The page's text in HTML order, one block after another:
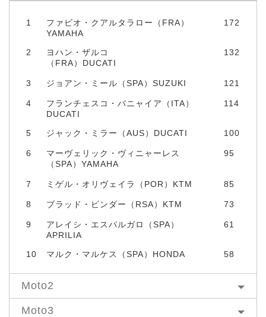
1
ファビオ・クアルタラロー（FRA）
YAMAHA
172
2
ヨハン・ザルコ
（FRA）DUCATI
132
3 ジョアン・ミール（SPA）SUZUKI 121
4
フランチェスコ・バニャイア（ITA）
DUCATI
114
5 ジャック・ミラー（AUS）DUCATI 100
6
マーヴェリック・ヴィニャーレス
（SPA）YAMAHA
95
7 ミゲル・オリヴェイラ（POR）KTM 85
8 ブラッド・ビンダー（RSA）KTM 73
9
アレイシ・エスパルガロ（SPA）
APRILIA
61
10 マルク・マルケス（SPA）HONDA 58
Moto2
Moto3